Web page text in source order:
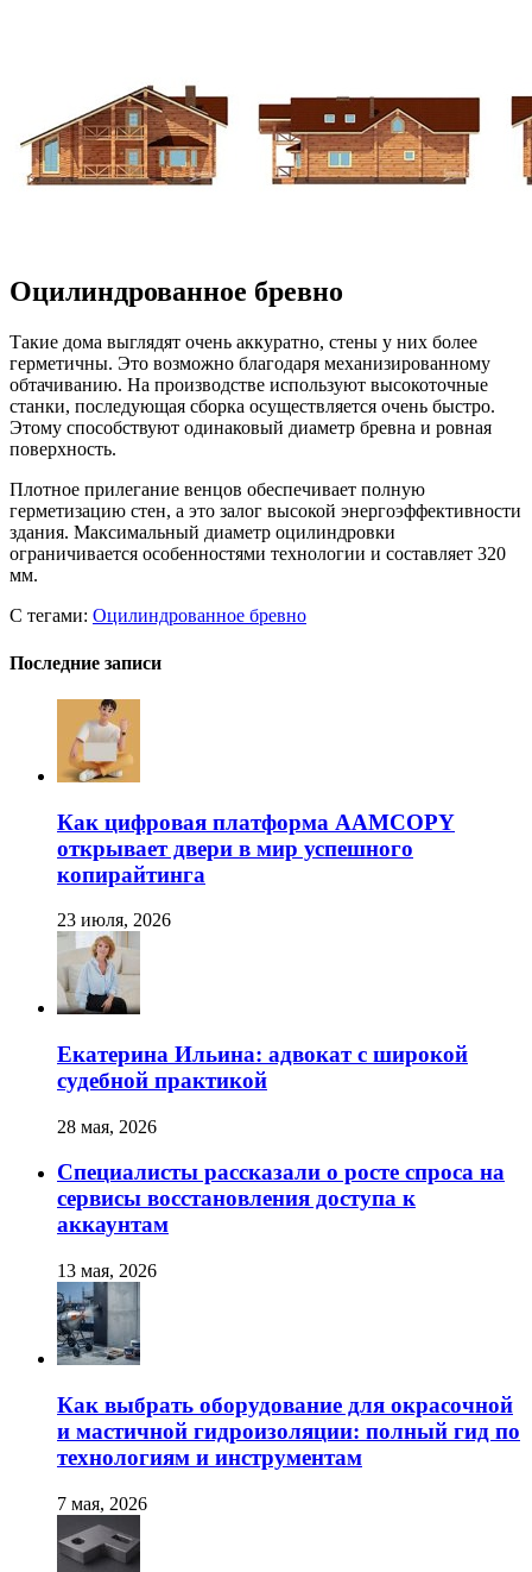
Оцилиндрованное бревно
Такие дома выглядят очень аккуратно, стены у них более
герметичны. Это возможно благодаря механизированному
обтачиванию. На производстве используют высокоточные
станки, последующая сборка осуществляется очень быстро.
Этому способствуют одинаковый диаметр бревна и ровная
поверхность.
Плотное прилегание венцов обеспечивает полную
герметизацию стен, а это залог высокой энергоэффективности
здания. Максимальный диаметр оцилиндровки
ограничивается особенностями технологии и составляет 320
мм.
С тегами: Оцилиндрованное бревно
Последние записи
Как цифровая платформа AAMCOPY
открывает двери в мир успешного
копирайтинга
23 июля, 2026
Екатерина Ильина: адвокат с широкой
судебной практикой
28 мая, 2026
Специалисты рассказали о росте спроса на
сервисы восстановления доступа к
аккаунтам
13 мая, 2026
Как выбрать оборудование для окрасочной
и мастичной гидроизоляции: полный гид по
технологиям и инструментам
7 мая, 2026